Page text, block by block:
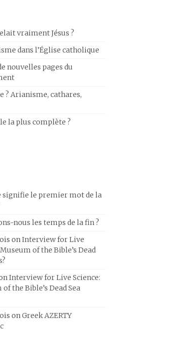
vraiment Jésus ?
dans l’Église catholique
nouvelles pages du
? Arianisme, cathares,
la plus complète ?
signifie le premier mot de la
nous les temps de la fin ?
onInterview for Live
of the Bible’s Dead
Interview for Live Science:
the Bible’s Dead Sea
onGreek AZERTY